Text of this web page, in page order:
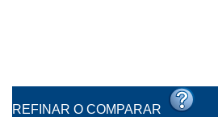
REFINAR O COMPARAR